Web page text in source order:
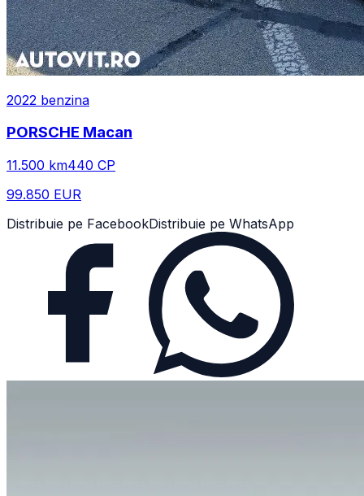
2022 benzina
PORSCHE Macan
11.500 km440 CP
99.850 EUR
Distribuie pe FacebookDistribuie pe WhatsApp